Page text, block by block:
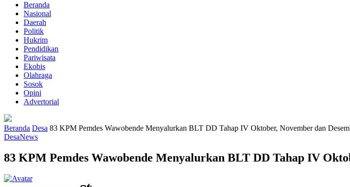
Beranda
Nasional
Daerah
Politik
Hukrim
Pendidikan
Pariwisata
Ekobis
Olahraga
Sosok
Opini
Advertorial
Beranda Desa 83 KPM Pemdes Wawobende Menyalurkan BLT DD Tahap IV Oktober, November dan
DesaNews
83 KPM Pemdes Wawobende Menyalurkan BLT DD Tahap IV